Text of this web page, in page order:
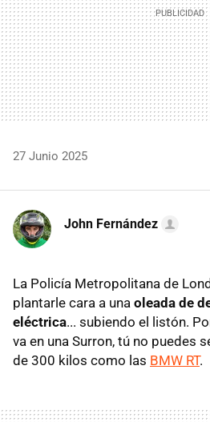
27 Junio 2025
John Fernández
La Policía Metropolitana de
plantarle cara a una oleada de
eléctrica... subiendo el listón.
va en una Surron, tú no puedes
de 300 kilos como las BMW RT.